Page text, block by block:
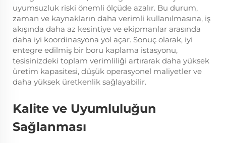
uyumsuzluk riski önemli ölçüde azalır. Bu durum,
zaman ve kaynakların daha verimli kullanılmasına, iş
akışında daha az kesintiye ve ekipmanlar arasında
daha iyi koordinasyona yol açar. Sonuç olarak, iyi
entegre edilmiş bir boru kaplama istasyonu,
tesisinizdeki toplam verimliliği artırarak daha yüksek
üretim kapasitesi, düşük operasyonel maliyetler ve
daha yüksek üretkenlik sağlayabilir.
Kalite ve Uyumluluğun
Sağlanması